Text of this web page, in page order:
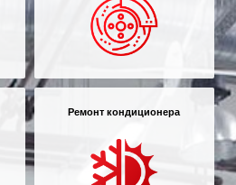
Ремонт кондиционера